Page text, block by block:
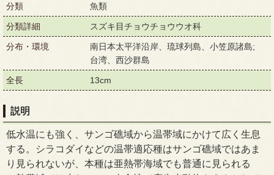
分類 魚類
分類詳細 スズキ目チョウチョウウオ科
分布・環境
南日本太平洋沿岸、琉球列島、小笠原諸島;
台湾、西沙群島
全長 13cm
説明
低水温にも強く、サンゴ礁域から温帯域にかけて広く生息
する。シラコダイなどの温帯適応種はサンゴ礁域ではあま
り見られないが、本種は亜熱帯海域でも普通に見られる